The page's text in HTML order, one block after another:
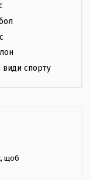
види спорту
щоб